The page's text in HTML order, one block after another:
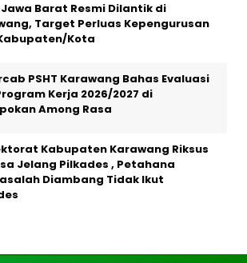
Jawa Barat Resmi Dilantik di
Target Perluas Kepengurusan
Kota
PSHT Karawang Bahas Evaluasi
Kerja 2026/2027 di
Among Rasa
Kabupaten Karawang Riksus
Jelang Pilkades , Petahana
Diambang Tidak Ikut